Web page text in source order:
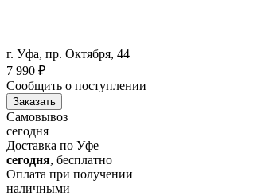
г. Уфа, пр. Октября, 44
7 990 ₽
Сообщить о поступлении
Заказать
Самовывоз
сегодня
Доставка по Уфе
сегодня, бесплатно
Оплата при получении
наличными